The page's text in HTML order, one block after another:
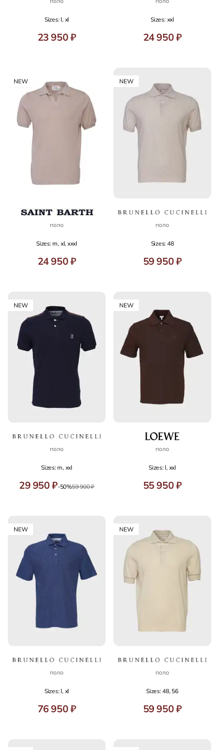
Sizes: l, xl
23 950 ₽
Sizes: xxl
24 950 ₽
NEW
поло
Sizes: m, xl, xxxl
24 950 ₽
NEW
поло
Sizes: 48
59 950 ₽
NEW
поло
Sizes: m, xxl
29 950 ₽-50%59 900 ₽
NEW
поло
Sizes: l, xxl
55 950 ₽
NEW
поло
Sizes: l, xl
76 950 ₽
NEW
поло
Sizes: 48, 56
59 950 ₽